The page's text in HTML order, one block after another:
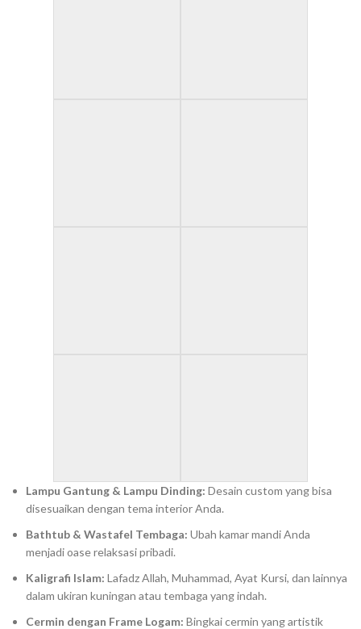
Lampu Gantung & Lampu Dinding: Desain custom yang bisa
disesuaikan dengan tema interior Anda.
Bathtub & Wastafel Tembaga: Ubah kamar mandi Anda
menjadi oase relaksasi pribadi.
Kaligrafi Islam: Lafadz Allah, Muhammad, Ayat Kursi, dan lainnya
dalam ukiran kuningan atau tembaga yang indah.
Cermin dengan Frame Logam: Bingkai cermin yang artistik